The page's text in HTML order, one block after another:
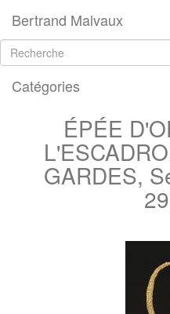
Bertrand Malvaux
Catégories
ÉPÉE
GARDES,